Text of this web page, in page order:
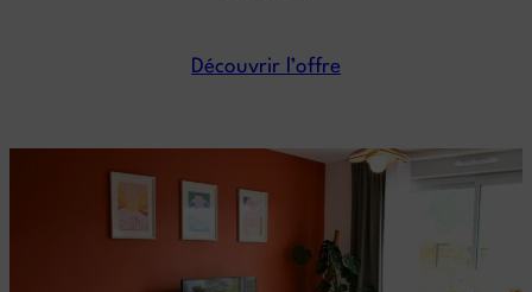
Découvrir l’offre